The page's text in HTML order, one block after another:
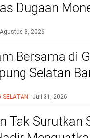
Dugaan
Agustus 3, 2026
Bersama di
Selatan
SELATAN Juli 31, 2026
Tak Surutkan